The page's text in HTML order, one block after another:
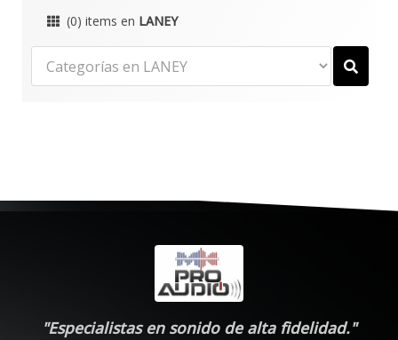
(0) items en LANEY
"Especialistas en sonido de alta fidelidad."